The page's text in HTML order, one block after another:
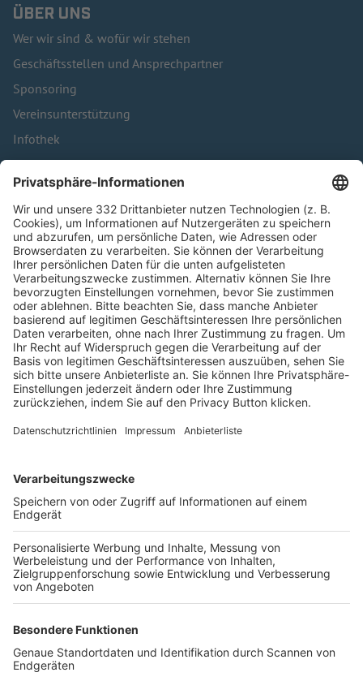
ÜBER UNS
Wer wir sind & wofür wir stehen
Geschäftsstellen und Ansprechpartner
Sponsoring
Vereinsunterstützung
Infothek
Kontakt
HÄUFIG BESUCHTE SEITEN
Pässe und Vereinswechsel
Trainerausbildung
Schulungsangebot Vereinsmitarbeiter
BFV-Geschäftsstellen
Trainerbörse
Login SpielPlus
FOLGE DEM BFV
TOP-VEREINE
TOP-PARTNER